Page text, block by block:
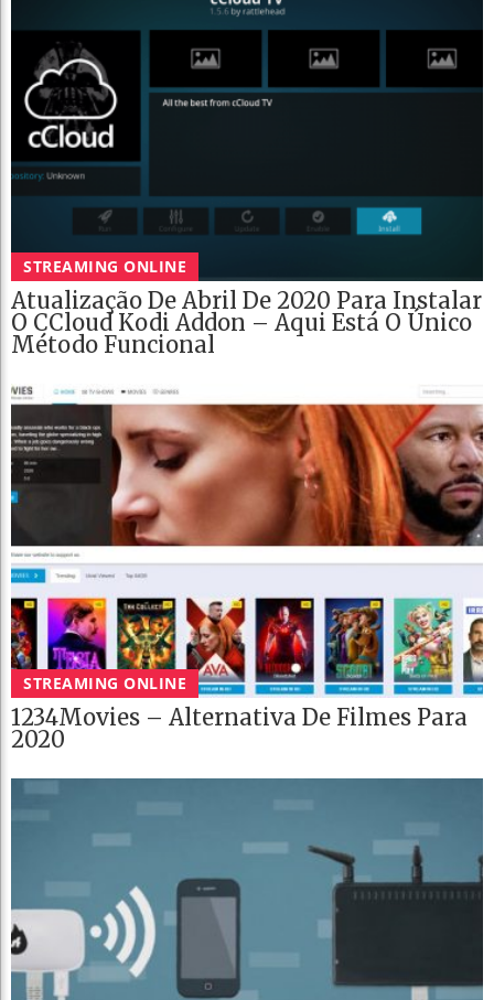
STREAMING ONLINE
Atualização De Abril De 2020 Para Instalar
O CCloud Kodi Addon – Aqui Está O Único
Método Funcional
STREAMING ONLINE
1234Movies – Alternativa De Filmes Para
2020